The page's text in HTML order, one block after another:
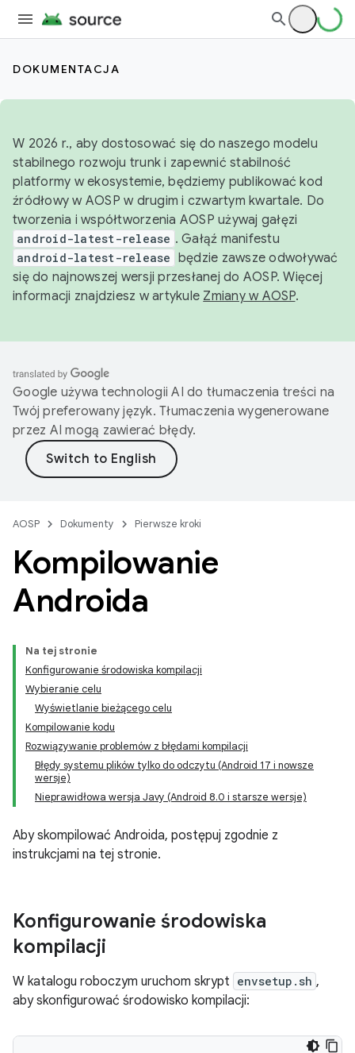
DOKUMENTACJA
W 2026 r., aby dostosować się do naszego modelu
stabilnego rozwoju trunk i zapewnić stabilność
platformy w ekosystemie, będziemy publikować kod
źródłowy w AOSP w drugim i czwartym kwartale. Do
tworzenia i współtworzenia AOSP używaj gałęzi
android-latest-release . Gałąź manifestu
android-latest-release będzie zawsze odwoływać
się do najnowszej wersji przesłanej do AOSP. Więcej
informacji znajdziesz w artykule Zmiany w AOSP.
Google używa technologii AI do tłumaczenia treści na
Twój preferowany język. Tłumaczenia wygenerowane
przez AI mogą zawierać błędy.
AOSP Dokumenty Pierwsze kroki
Kompilowanie
Androida
Na tej stronie
Konfigurowanie środowiska kompilacji
Wybieranie celu
Wyświetlanie bieżącego celu
Kompilowanie kodu
Rozwiązywanie problemów z błędami kompilacji
Błędy systemu plików tylko do odczytu (Android 17 i nowsze
wersje)
Nieprawidłowa wersja Javy (Android 8.0 i starsze wersje)
Aby skompilować Androida, postępuj zgodnie z
instrukcjami na tej stronie.
Konfigurowanie środowiska
kompilacji
W katalogu roboczym uruchom skrypt envsetup.sh ,
aby skonfigurować środowisko kompilacji: